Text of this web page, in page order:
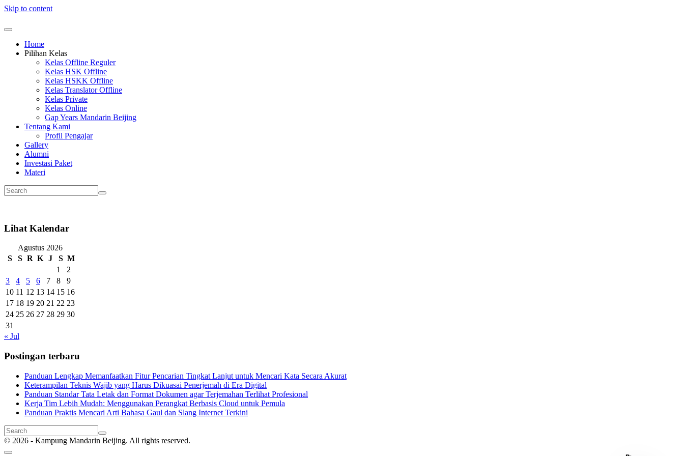
Skip to content
Home
Pilihan Kelas
Kelas Offline Reguler
Kelas HSK Offline
Kelas HSKK Offline
Kelas Translator Offline
Kelas Private
Kelas Online
Gap Years Mandarin Beijing
Tentang Kami
Profil Pengajar
Gallery
Alumni
Investasi Paket
Materi
Lihat Kalendar
Agustus 2026
S
S R K J S M
1
2
3
4 5 6 7 8
9
10 11 12 13 14 15 16
17 18 19 20 21 22 23
24 25 26 27 28 29 30
31
« Jul
Postingan terbaru
Panduan Lengkap Memanfaatkan Fitur Pencarian Tingkat Lanjut untuk Mencari Kata Secara Akurat
Keterampilan Teknis Wajib yang Harus Dikuasai Penerjemah di Era Digital
Panduan Standar Tata Letak dan Format Dokumen agar Terjemahan Terlihat Profesional
Kerja Tim Lebih Mudah: Menggunakan Perangkat Berbasis Cloud untuk Pemula
Panduan Praktis Mencari Arti Bahasa Gaul dan Slang Internet Terkini
© 2026 - Kampung Mandarin Beijing. All rights reserved.